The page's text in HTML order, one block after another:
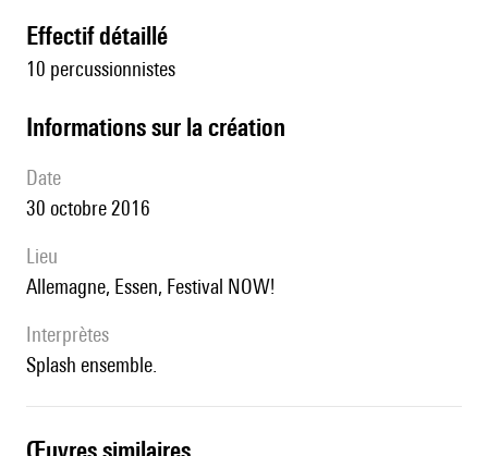
effectif détaillé
10 percussionnistes
informations sur la création
date
30 octobre 2016
lieu
Allemagne, Essen, Festival NOW!
interprètes
Splash ensemble.